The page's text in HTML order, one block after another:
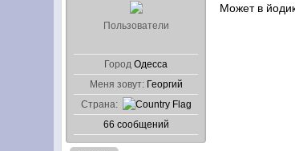
Пользователи
Город Одесса
Меня зовут: Георгий
Страна:
66 сообщений
Может в